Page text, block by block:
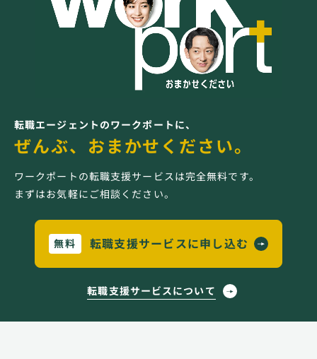
転職エージェントのワークポートに、
ぜんぶ、おまかせください。
ワークポートの転職支援サービスは完全無料です。
まずはお気軽にご相談ください。
無料 転職支援サービスに申し込む
転職支援サービスについて